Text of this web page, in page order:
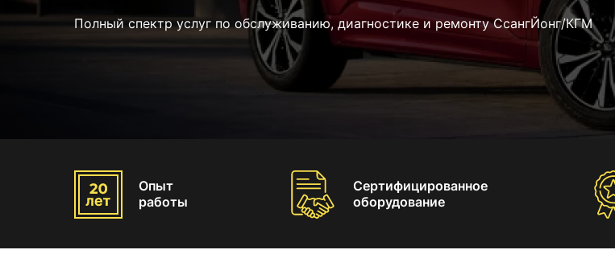
Полный спектр услуг по обслуживанию, диагностике и ремонту СсангЙонг/КГМ
Опыт
работы
Сертифицированное
оборудование